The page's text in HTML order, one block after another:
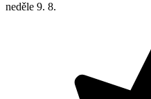
neděle 9. 8.